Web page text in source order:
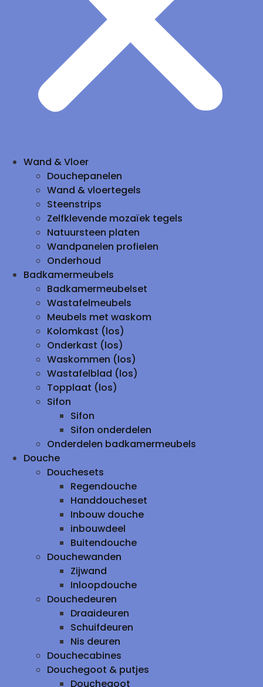
Wand & Vloer
Douchepanelen
Wand & vloertegels
Steenstrips
Zelfklevende mozaïek tegels
Natuursteen platen
Wandpanelen profielen
Onderhoud
Badkamermeubels
Badkamermeubelset
Wastafelmeubels
Meubels met waskom
Kolomkast (los)
Onderkast (los)
Waskommen (los)
Wastafelblad (los)
Topplaat (los)
Sifon
Sifon
Sifon onderdelen
Onderdelen badkamermeubels
Douche
Douchesets
Regendouche
Handdoucheset
Inbouw douche
inbouwdeel
Buitendouche
Douchewanden
Zijwand
Inloopdouche
Douchedeuren
Draaideuren
Schuifdeuren
Nis deuren
Douchecabines
Douchegoot & putjes
Douchegoot